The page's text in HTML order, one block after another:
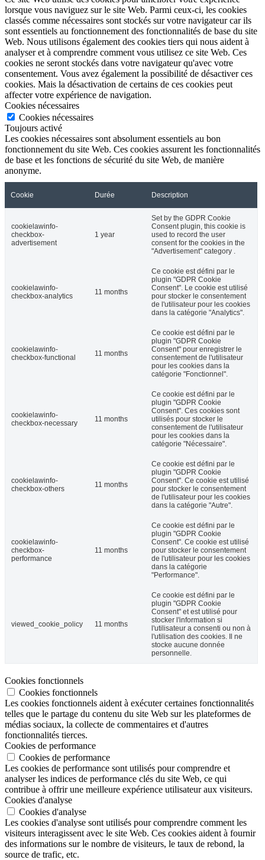
lorsque vous naviguez sur le site Web. Parmi ceux-ci, les cookies
classés comme nécessaires sont stockés sur votre navigateur car ils
sont essentiels au fonctionnement des fonctionnalités de base du site
Web. Nous utilisons également des cookies tiers qui nous aident à
analyser et à comprendre comment vous utilisez ce site Web. Ces
cookies ne seront stockés dans votre navigateur qu'avec votre
consentement. Vous avez également la possibilité de désactiver ces
cookies. Mais la désactivation de certains de ces cookies peut
affecter votre expérience de navigation.
Cookies nécessaires
Cookies nécessaires
Toujours activé
Les cookies nécessaires sont absolument essentiels au bon
fonctionnement du site Web. Ces cookies assurent les fonctionnalités
de base et les fonctions de sécurité du site Web, de manière
anonyme.
Cookie Durée Description
cookielawinfo-
checkbox-
advertisement
1 year
Set by the GDPR Cookie
Consent plugin, this cookie is
used to record the user
consent for the cookies in the
"Advertisement" category .
cookielawinfo-
checkbox-analytics
11 months
Ce cookie est défini par le
plugin "GDPR Cookie
Consent". Le cookie est utilisé
pour stocker le consentement
de l'utilisateur pour les cookies
dans la catégorie "Analytics".
cookielawinfo-
checkbox-functional
11 months
Ce cookie est défini par le
plugin "GDPR Cookie
Consent" pour enregistrer le
consentement de l'utilisateur
pour les cookies dans la
catégorie "Fonctionnel".
cookielawinfo-
checkbox-necessary
11 months
Ce cookie est défini par le
plugin "GDPR Cookie
Consent". Ces cookies sont
utilisés pour stocker le
consentement de l'utilisateur
pour les cookies dans la
catégorie "Nécessaire".
cookielawinfo-
checkbox-others
11 months
Ce cookie est défini par le
plugin "GDPR Cookie
Consent". Ce cookie est utilisé
pour stocker le consentement
de l'utilisateur pour les cookies
dans la catégorie "Autre".
cookielawinfo-
checkbox-
performance
11 months
Ce cookie est défini par le
plugin "GDPR Cookie
Consent". Ce cookie est utilisé
pour stocker le consentement
de l'utilisateur pour les cookies
dans la catégorie
"Performance".
viewed_cookie_policy 11 months
Ce cookie est défini par le
plugin "GDPR Cookie
Consent" et est utilisé pour
stocker l'information si
l'utilisateur a consenti ou non à
l'utilisation des cookies. Il ne
stocke aucune donnée
personnelle.
Cookies fonctionnels
Cookies fonctionnels
Les cookies fonctionnels aident à exécuter certaines fonctionnalités
telles que le partage du contenu du site Web sur les plateformes de
médias sociaux, la collecte de commentaires et d'autres
fonctionnalités tierces.
Cookies de performance
Cookies de performance
Les cookies de performance sont utilisés pour comprendre et
analyser les indices de performance clés du site Web, ce qui
contribue à offrir une meilleure expérience utilisateur aux visiteurs.
Cookies d'analyse
Cookies d'analyse
Les cookies d'analyse sont utilisés pour comprendre comment les
visiteurs interagissent avec le site Web. Ces cookies aident à fournir
des informations sur le nombre de visiteurs, le taux de rebond, la
source de trafic, etc.